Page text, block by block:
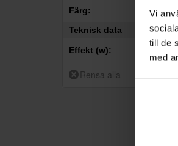
Vi
till de
med
Färg:
Vit
Teknisk data
Effekt (w):
–